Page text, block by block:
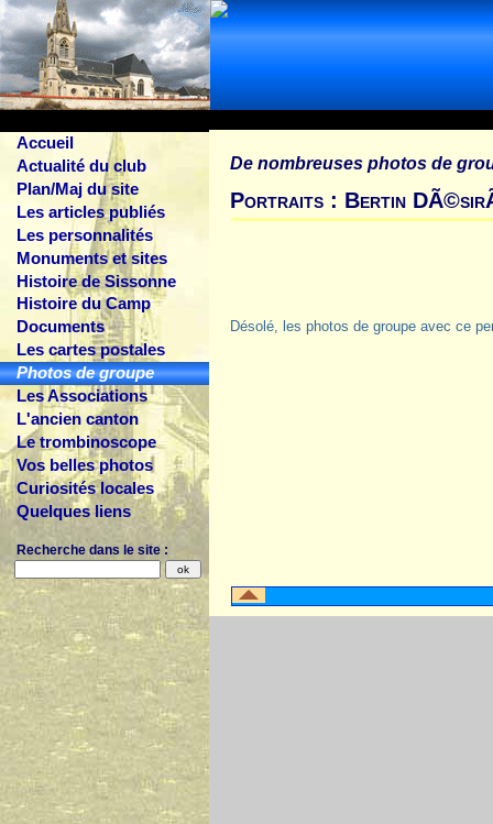
Accueil
Actualité du club
Plan/Maj du site
Les articles publiés
Les personnalités
Monuments et sites
Histoire de Sissonne
Histoire du Camp
Documents
Les cartes postales
Photos de groupe
Les Associations
L'ancien canton
Le trombinoscope
Vos belles photos
Curiosités locales
Quelques liens
Recherche dans le site :
De nombreuses photos de
Portraits : Bertin
Désolé, les photos de groupe avec ce